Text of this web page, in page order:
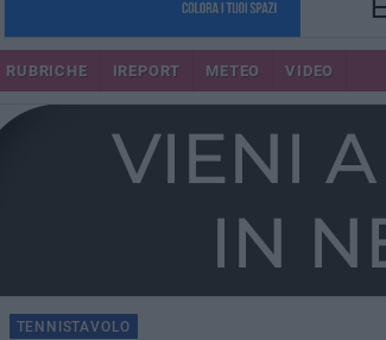
RUBRICHE IREPORT METEO VIDEO
TENNISTAVOLO